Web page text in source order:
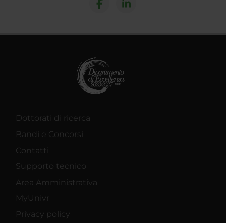
Dottorati di ricerca
Bandi e Concorsi
Contatti
Supporto tecnico
Area Amministrativa
MyUnivr
Privacy policy